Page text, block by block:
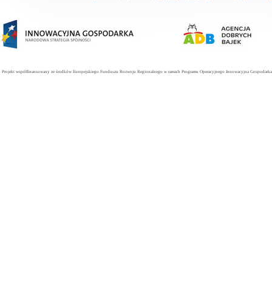
Projekt współfinansowany ze środków Europejskiego Funduszu Rozwoju Regionalnego w ramach Programu Operacyjnego Innowacyjna